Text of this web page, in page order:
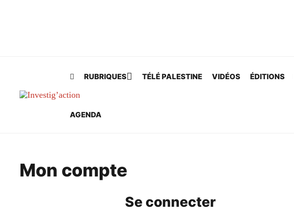
RUBRIQUES TÉLÉ PALESTINE VIDÉOS ÉDITIONS
AGENDA
Mon compte
Se connecter